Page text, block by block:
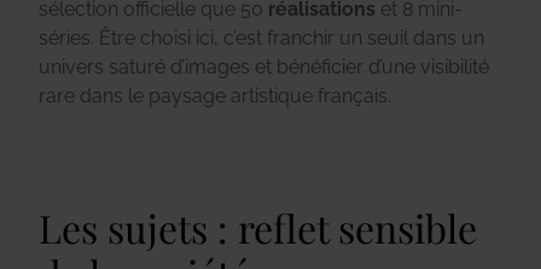
sélection officielle que 50 réalisations et 8 mini-
séries. Être choisi ici, c’est franchir un seuil dans un
univers saturé d’images et bénéficier d’une visibilité
rare dans le paysage artistique français.
Les sujets : reflet sensible